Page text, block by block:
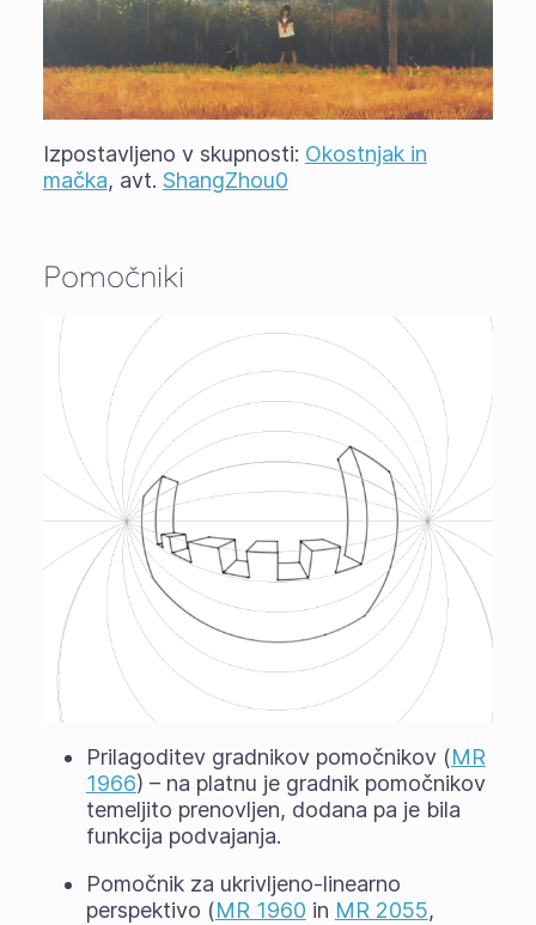
Izpostavljeno v skupnosti: Okostnjak in
mačka, avt. ShangZhou0
Pomočniki
Prilagoditev gradnikov pomočnikov (MR
1966) – na platnu je gradnik pomočnikov
temeljito prenovljen, dodana pa je bila
funkcija podvajanja.
Pomočnik za ukrivljeno-linearno
perspektivo (MR 1960 in MR 2055,